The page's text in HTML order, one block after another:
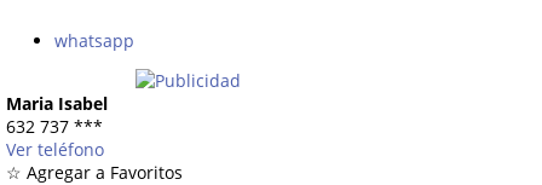
whatsapp
Maria Isabel
632 737 ***
Ver teléfono
☆ Agregar a Favoritos